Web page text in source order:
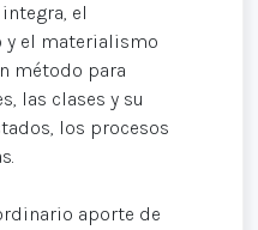
el
el materialismo
método para
las clases y su
los procesos
aporte de